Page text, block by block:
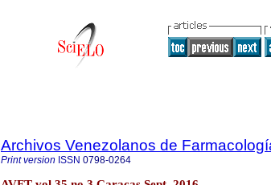
Archivos Venezolanos de
Print version ISSN 0798-0264